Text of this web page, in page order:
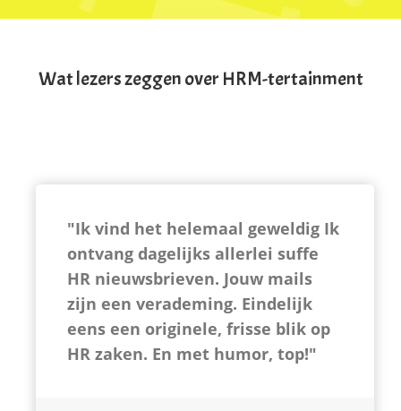
Wat lezers zeggen over HRM-tertainment
"Ik vind het helemaal geweldig Ik
ontvang dagelijks allerlei suffe
HR nieuwsbrieven. Jouw mails
zijn een verademing. Eindelijk
eens een originele, frisse blik op
HR zaken. En met humor, top!"